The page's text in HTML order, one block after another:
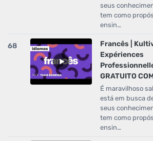
seus
tem como
ensin…
68
Francês |
Expériences
GRATUITO
É maravilhoso
está em busca
seus
tem como
ensin…